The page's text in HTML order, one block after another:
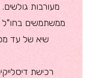
מעורבות
ממשתמשים בחו"ל
שיא של עד
רכישת